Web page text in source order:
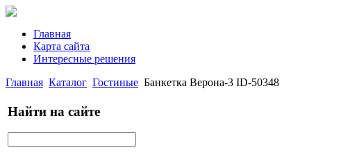
Главная
Карта сайта
Интересные решения
Главная Каталог Гостиные Банкетка Верона-3 ID-50348
Найти на сайте